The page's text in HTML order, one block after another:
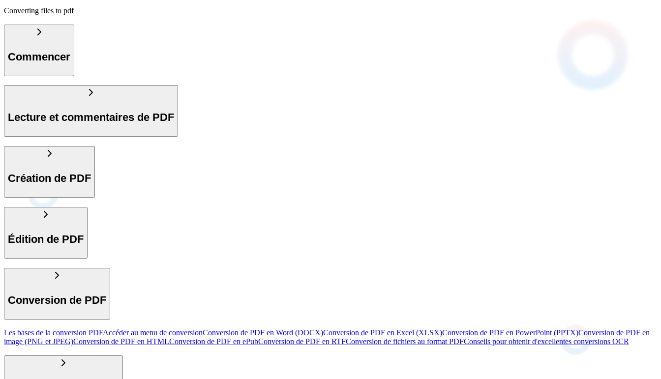
Converting files to pdf
Commencer
Lecture et commentaires de PDF
Création de PDF
Édition de PDF
Conversion de PDF
Les bases de la conversion PDFAccéder au menu de conversionConversion de PDF en Word (DOCX)Conversion de PDF en Excel (XLSX)Conversion de PDF en PowerPoint (PPTX)Conversion de PDF en
image (PNG et JPEG)Conversion de PDF en HTMLConversion de PDF en ePubConversion de PDF en RTFConversion de fichiers au format PDFConseils pour obtenir d'excellentes conversions OCR